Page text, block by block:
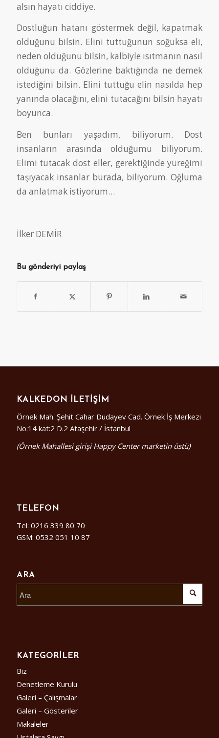
alsın hayatı ciddiye.
Dostluğun hatanı göstermek değil, kapatmak
olduğunu bilsin. Elini tuttuğunun soğuksa eli,
neden olduğunu bilsin, kalbiyle ısıtmanın nasıl
olduğunu da. Gözlerine baktığında ne demek
istediğini bilsin. Elini tuttuğu elin nasılda hep
yanında olacağını, elini tutacağını bilsin hayatı
boyunca.
Ben bunları yaşadım, biliyorum. Dost
insanların arasında olduğumu biliyorum.
Elimi tutacak dost eller, gerektiğinde yüreğimi
taşıyacak insanlar burada, biliyorum. Oğluma
da anlatmak istiyorum…
İlker DEMİR
Bu gönderiyi paylaş
KALKEDON İLETIŞIM
Örnek Mah. Şehit Cahar Dudayev Cad. Örnek İş Merkezi
No:14 kat:2 D.2 Ataşehir / İstanbul
(Örnek Mahallesi girişi Happy Center marketin üstü)
TELEFON
Tel: 0216 339 80 70
GSM: 0532 051 10 87
ARA
KATEGORILER
Biz
Denetleme Kurulu
Galeri – Çalışmalar
Galeri – Gösteriler
Makaleler